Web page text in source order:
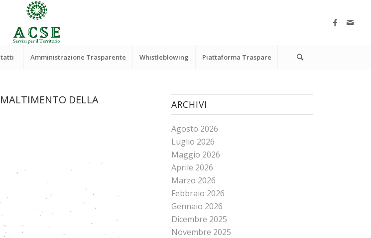
Amministrazione Trasparente Whistleblowing Piattaforma Traspare
DELLA
ARCHIVI
Agosto 2026
Luglio 2026
Maggio 2026
Aprile 2026
Marzo 2026
Febbraio 2026
Gennaio 2026
Dicembre 2025
Novembre 2025